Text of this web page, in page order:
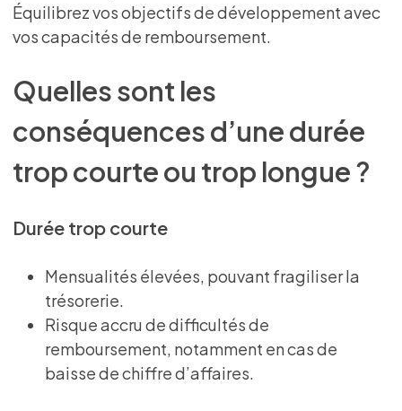
Équilibrez vos objectifs de développement avec
vos capacités de remboursement.
Quelles sont les
conséquences d’une durée
trop courte ou trop longue ?
Durée trop courte
Mensualités élevées, pouvant fragiliser la
trésorerie.
Risque accru de difficultés de
remboursement, notamment en cas de
baisse de chiffre d’affaires.